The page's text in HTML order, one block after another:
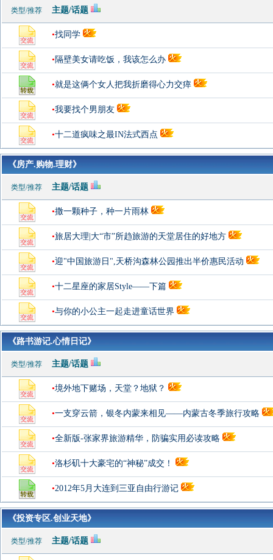
类型/推荐 主题/话题
•找同学
• 隔壁美女请吃饭，我该怎么办
•就是这俩个女人把我折磨得心力交瘁
•我要找个男朋友
•十二道疯味之最IN法式西点
《房产.购物.理财》
类型/推荐 主题/话题
•撒一颗种子，种一片雨林
•旅居大理|大“市”所趋旅游的天堂居住的好地方
•迎"中国旅游日",天桥沟森林公园推出半价惠民活动
•十二星座的家居Style——下篇
•与你的小公主一起走进童话世界
《路书游记.心情日记》
类型/推荐 主题/话题
•境外地下赌场，天堂？地狱？
•一支穿云箭，银冬内蒙来相见——内蒙古冬季旅行攻略
•全新版-张家界旅游精华，防骗实用必读攻略
•洛杉矶十大豪宅的“神秘”成交！
•2012年5月大连到三亚自由行游记
《投资专区.创业天地》
类型/推荐 主题/话题